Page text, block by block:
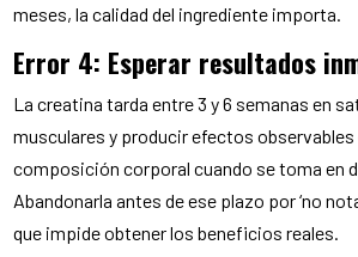
meses, la calidad del ingrediente importa.
Error 4: Esperar resultados
La creatina tarda entre 3 y 6 semanas en
musculares y producir efectos
composición corporal cuando se toma en
Abandonarla antes de ese plazo por ‘no
que impide obtener los beneficios reales.